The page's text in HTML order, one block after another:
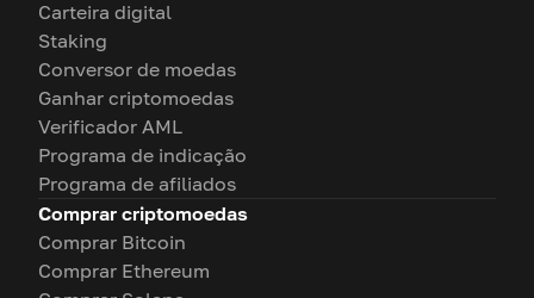
Carteira digital
Staking
Conversor de moedas
Ganhar criptomoedas
Verificador AML
Programa de indicação
Programa de afiliados
Comprar criptomoedas
Comprar Bitcoin
Comprar Ethereum